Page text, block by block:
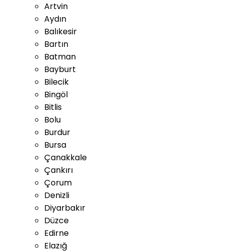
Artvin
Aydın
Balıkesir
Bartın
Batman
Bayburt
Bilecik
Bingöl
Bitlis
Bolu
Burdur
Bursa
Çanakkale
Çankırı
Çorum
Denizli
Diyarbakır
Düzce
Edirne
Elazığ